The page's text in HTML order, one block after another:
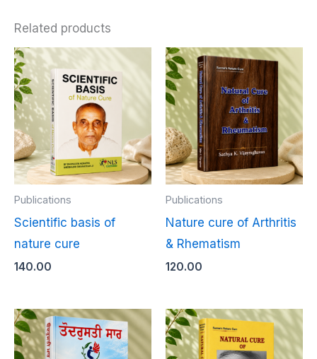
Related products
Publications
Scientific basis of
nature cure
140.00
Publications
Nature cure of Arthritis
& Rhematism
120.00